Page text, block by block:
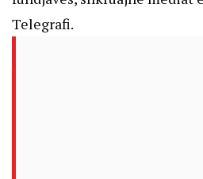
Telegrafi.